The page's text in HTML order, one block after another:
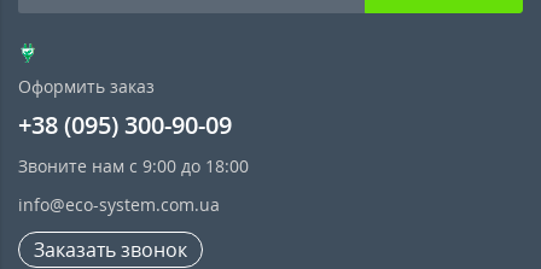
Оформить заказ
+38 (095) 300-90-09
Звоните нам с 9:00 до 18:00
info@eco-system.com.ua
Заказать звонок